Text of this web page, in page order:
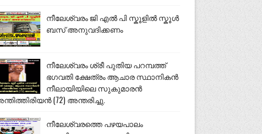
നീലേശ്വരം ജി എൽ പി സ്കൂളിൽ സ്കൂൾ
ബസ് അനുവദിക്കണം
നീലേശ്വരം ശ്രീ പുതിയ പറമ്പത്ത്
ഭഗവതി ക്ഷേത്രം ആചാര സ്ഥാനികൻ
നീലായിയിലെ സുകുമാരൻ
(72) അന്തരിച്ചു.
നീലേശ്വരത്തെ പഴയപാലം